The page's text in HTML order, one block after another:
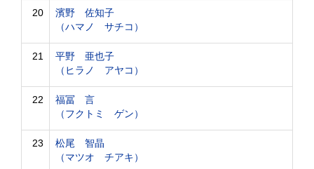
20
濱野 佐知子
（ハマノ サチコ）
21
平野 亜也子
（ヒラノ アヤコ）
22
福冨 言
（フクトミ ゲン）
23
松尾 智晶
（マツオ チアキ）